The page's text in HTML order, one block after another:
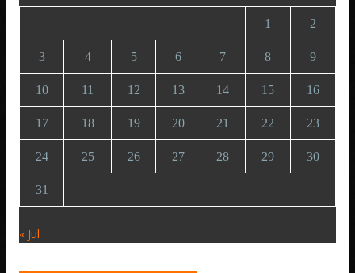
1 2
3 4 5 6 7 8 9
10 11 12 13 14 15 16
17 18 19 20 21 22 23
24 25 26 27 28 29 30
31
« Jul